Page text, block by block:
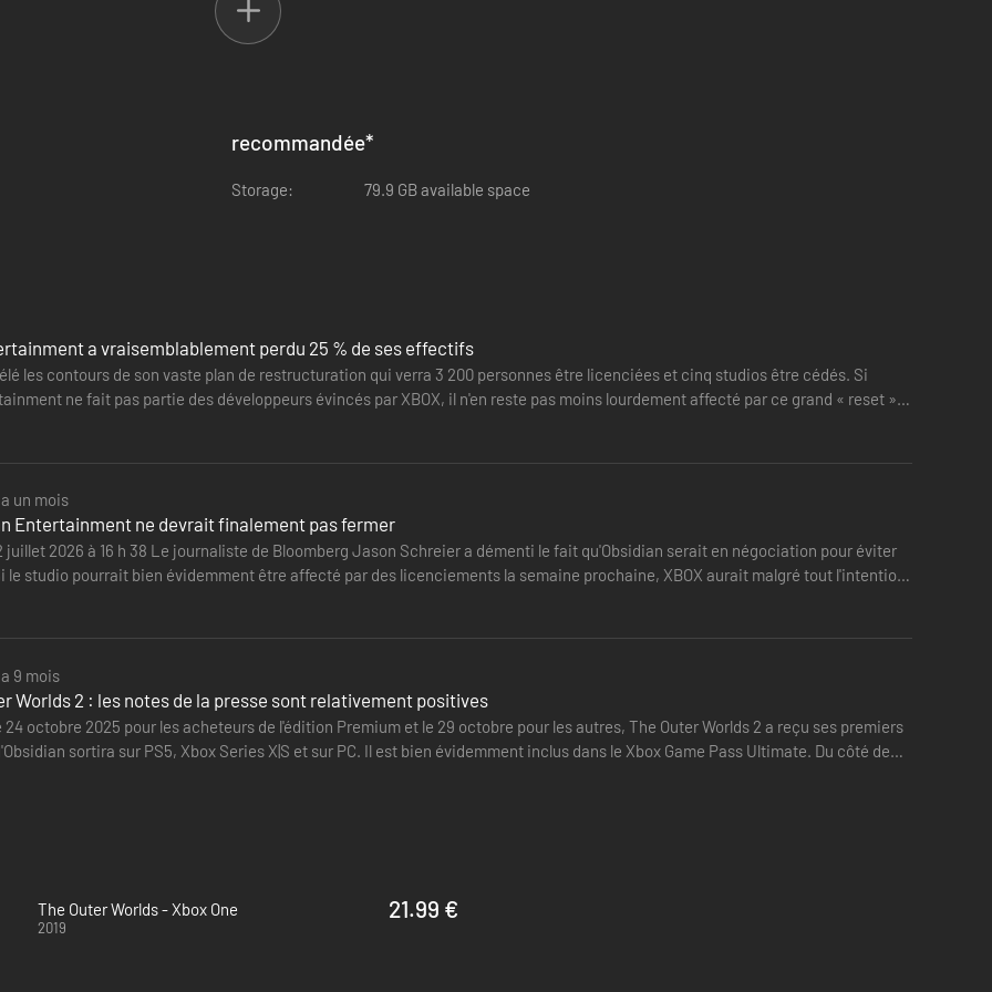
reflétant votre propre style de jeu. La colonie réagit au moindre de vos mouvements, tissant ainsi une toile narrative qui
subtil stratège, apôtre de l'anarchie ou… quelque chose d'autre ! Et la réponse est oui, vous pouvez troller le jeu !
fin prématurée). Votre équipage fait partie intégrante de l'histoire que vous façonnerez ensemble.
recommandée*
Storage: 79.9 GB available space
a vraisemblablement perdu 25 % de ses effectifs
les contours de son vaste plan de restructuration qui verra 3 200 personnes être licenciées et cinq studios être cédés. Si
ne fait pas partie des développeurs évincés par XBOX, il n'en reste pas moins lourdement affecté par ce grand « reset ».
un mois
Entertainment ne devrait finalement pas fermer
juillet 2026 à 16 h 38 Le journaliste de Bloomberg Jason Schreier a démenti le fait qu'Obsidian serait en négociation pour éviter
le studio pourrait bien évidemment être affecté par des licenciements la semaine prochaine, XBOX aurait malgré tout l'intention
9 mois
Worlds 2 : les notes de la presse sont relativement positives
24 octobre 2025 pour les acheteurs de l'édition Premium et le 29 octobre pour les autres, The Outer Worlds 2 a reçu ses premiers
sortira sur PS5, Xbox Series X|S et sur PC. Il est bien évidemment inclus dans le Xbox Game Pass Ultimate. Du côté de
The Outer Worlds - Xbox One
2019
21.99 €